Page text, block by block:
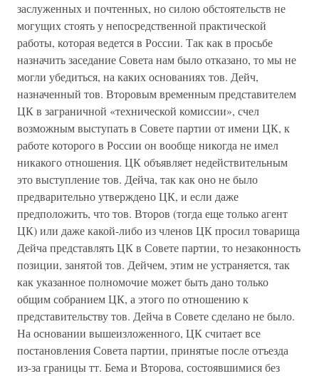
заслуженных и почтенных, но силою обстоятельств не
могущих стоять у непосредственной практической
работы, которая ведется в России. Так как в просьбе
назначить заседание Совета нам было отказано, то мы не
могли убедиться, на каких основаниях тов. Дейч,
назначенный тов. Второвым временным представителем
ЦК в заграничной «технической комиссии», счел
возможным выступать в Совете партии от имени ЦК, к
работе которого в России он вообще никогда не имел
никакого отношения. ЦК объявляет недействительным
это выступление тов. Дейча, так как оно не было
предварительно утверждено ЦК, и если даже
предположить, что тов. Второв (тогда еще только агент
ЦК) или даже какой-либо из членов ЦК просил товарища
Дейча представлять ЦК в Совете партии, то незаконность
позиции, занятой тов. Дейчем, этим не устраняется, так
как указанное полномочие может быть дано только
общим собранием ЦК, а этого по отношению к
представительству тов. Дейча в Совете сделано не было.
На основании вышеизложенного, ЦК считает все
постановления Совета партии, принятые после отъезда
из-за границы тт. Бема и Второва, состоявшимися без